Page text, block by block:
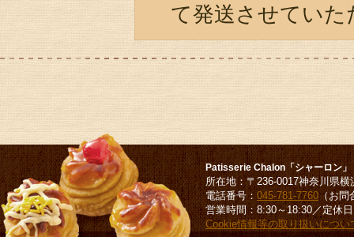
て発送させていた
Patisserie Chalon「シャーロン」
所在地：〒236-0017神奈川県横
電話番号： 045-781-7760（お問
営業時間：8:30～18:30／定休
Cookie情報等の取り扱いについ